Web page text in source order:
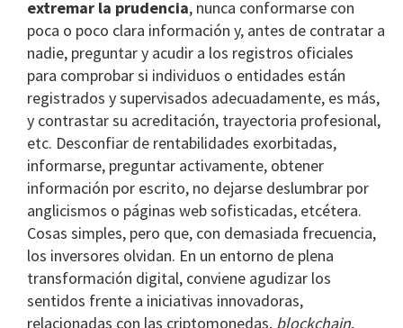
extremar la prudencia, nunca conformarse con
poca o poco clara información y, antes de contratar a
nadie, preguntar y acudir a los registros oficiales
para comprobar si individuos o entidades están
registrados y supervisados adecuadamente, es más,
y contrastar su acreditación, trayectoria profesional,
etc. Desconfiar de rentabilidades exorbitadas,
informarse, preguntar activamente, obtener
información por escrito, no dejarse deslumbrar por
anglicismos o páginas web sofisticadas, etcétera.
Cosas simples, pero que, con demasiada frecuencia,
los inversores olvidan. En un entorno de plena
transformación digital, conviene agudizar los
sentidos frente a iniciativas innovadoras,
relacionadas con las criptomonedas, blockchain,